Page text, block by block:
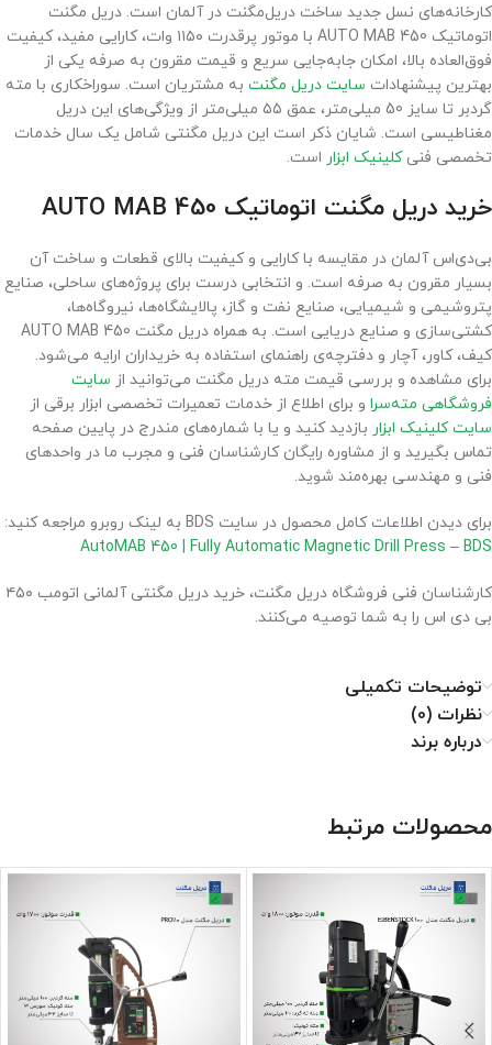
کارخانه‌های نسل جدید ساخت دریل‌مگنت در آلمان است. دریل مگنت
اتوماتیک AUTO MAB 450 با موتور پرقدرت ۱۱۵۰ وات، کارایی مفید، کیفیت
فوق‌العاده بالا، امکان جابه‌جایی سریع و قیمت مقرون به صرفه یکی از
بهترین پیشنهادات سایت دریل مگنت به مشتریان است. سوراخکاری با مته
گردبر تا سایز 50 میلی‌متر، عمق ۵۵ میلی‌متر از ویژگی‌های این دریل
مغناطیسی است. شایان ذکر است این دریل مگنتی شامل یک سال خدمات
تخصصی فنیکلینیک ابزار است.
خرید دریل مگنت اتوماتیک AUTO MAB 450
بی‌دی‌اس آلمان در مقایسه با کارایی و کیفیت بالای قطعات و ساخت آن
بسیار مقرون به صرفه است. و انتخابی درست برای پروژه‌های ساحلی، صنایع
پتروشیمی و شیمیایی، صنایع نفت و گاز، پالایشگاه‌ها، نیروگاه‌ها،
کشتی‌سازی و صنایع دریایی است. به همراه دریل مگنت AUTO MAB 450
کیف، کاور، آچار و دفترچه‌ی راهنمای استفاده به خریداران ارایه می‌شود.
برای مشاهده و بررسی قیمت مته دریل مگنت می‌توانید از سایت
فروشگاهی مته‌سرا و برای اطلاع از خدمات تعمیرات تخصصی ابزار برقی از
سایت کلینیک ابزار بازدید کنید و یا با شماره‌های مندرج در پایین صفحه
تماس بگیرید و از مشاوره رایگان کارشناسان فنی و مجرب ما در واحدهای
فنی و مهندسی بهره‌مند شوید.
برای دیدن اطلاعات کامل محصول در سایت BDS به لینک روبرو مراجعه کنید:
AutoMAB 450 | Fully Automatic Magnetic Drill Press – BDS
کارشناسان فنی فروشگاه دریل مگنت، خرید دریل مگنتی آلمانی اتومب ۴۵۰
بی دی اس را به شما توصیه می‌کنند.
توضیحات تکمیلی
نظرات (0)
درباره برند
محصولات مرتبط